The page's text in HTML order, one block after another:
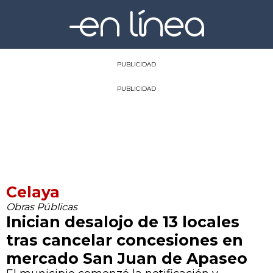
PUBLICIDAD
PUBLICIDAD
Celaya
Obras Públicas
Inician desalojo de 13 locales
tras cancelar concesiones en
mercado San Juan de Apaseo